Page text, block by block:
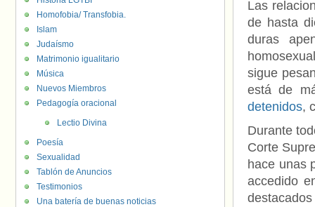
Las
de hasta
duras
sigue
está de
detenidos,
Durante
Corte
hace unas
accedido
Homofobia/ Transfobia.
Islam
Judaísmo
Matrimonio igualitario
Música
Nuevos Miembros
Pedagogía oracional
Lectio Divina
Poesía
Sexualidad
Tablón de Anuncios
Testimonios
Una batería de buenas noticias